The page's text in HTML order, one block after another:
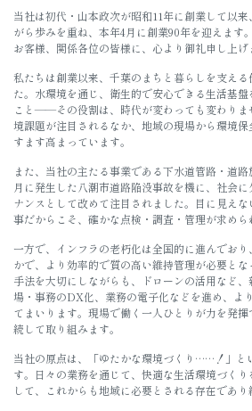
当社は初代・山本政次が昭和11年に創業して以
がら歩みを重ね、本年4月に創業90年を迎えます
お客様、関係各位の皆様に、心より御礼申し上げ
私たちは創業以来、千葉のまちと暮らしを支え
た。水環境を通じ、衛生的で安心できる生活基盤
こと――その役割は、時代が変わっても変わりま
境課題が注目されるなか、地域の現場から環境
すます高まっています。
また、当社の主たる事業である下水道管路・道
月に発生した八潮市道路陥没事故を機に、社会
ナンスとして改めて注目されました。目に見え
事だからこそ、確かな点検・調査・管理が求めら
一方で、インフラの老朽化は全国的に進んでお
かで、より効率的で質の高い維持管理が必要と
手法を大切にしながらも、ドローンの活用など
場・事務のDX化、業務の電子化などを進め、よ
てまいります。現場で働く一人ひとりが力を発
続して取り組みます。
当社の原点は、「ゆたかな環境づくり……！」と
す。日々の業務を通じて、快適な生活環境づくり
して、これからも地域に必要とされる存在であ